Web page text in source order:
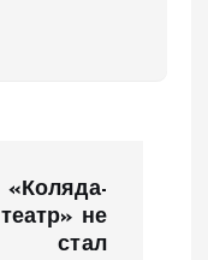
«Коляда-
театр» не
стал